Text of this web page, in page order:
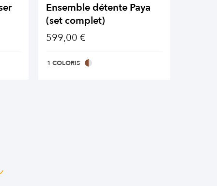
Ensemble détente Paya
(set complet)
599,00 €
1 COLORIS